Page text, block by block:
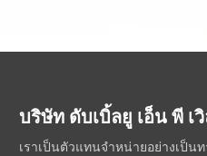
บริษัท ดับเบิ้ลยู เอ็น พี เ
เราเป็นตัวแทนจำหน่ายอย่างเป็น